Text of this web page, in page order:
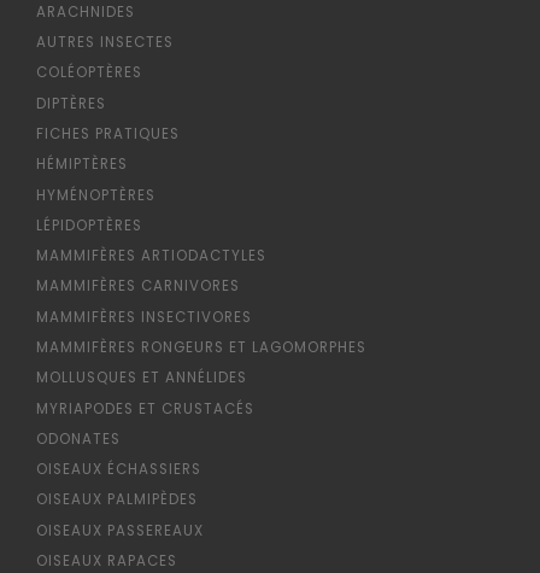
ARACHNIDES
AUTRES INSECTES
COLÉOPTÈRES
DIPTÈRES
FICHES PRATIQUES
HÉMIPTÈRES
HYMÉNOPTÈRES
LÉPIDOPTÈRES
MAMMIFÈRES ARTIODACTYLES
MAMMIFÈRES CARNIVORES
MAMMIFÈRES INSECTIVORES
MAMMIFÈRES RONGEURS ET LAGOMORPHES
MOLLUSQUES ET ANNÉLIDES
MYRIAPODES ET CRUSTACÉS
ODONATES
OISEAUX ÉCHASSIERS
OISEAUX PALMIPÈDES
OISEAUX PASSEREAUX
OISEAUX RAPACES